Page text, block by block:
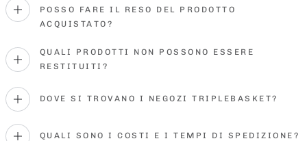
POSSO FARE IL RESO DEL PRODOTTO
ACQUISTATO?
QUALI PRODOTTI NON POSSONO ESSERE
RESTITUITI?
DOVE SI TROVANO I NEGOZI TRIPLEBASKET?
QUALI SONO I COSTI E I TEMPI DI SPEDIZIONE?